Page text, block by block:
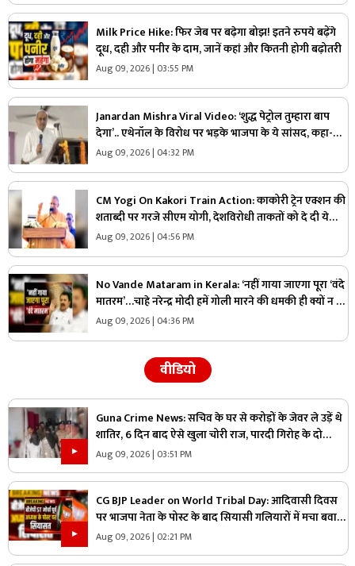
Milk Price Hike: फिर जेब पर बढ़ेगा बोझ! इतने रुपये बढ़ेंगे
दूध, दही और पनीर के दाम, जानें कहां और कितनी होगी बढ़ोतरी
Aug 09, 2026 | 03:55 PM
Janardan Mishra Viral Video: ‘शुद्ध पेट्रोल तुम्हारा बाप
देगा’.. एथेनॉल के विरोध पर भड़के भाजपा के ये सांसद, कहा-
सबसे कम महंगाई भारत में
Aug 09, 2026 | 04:32 PM
CM Yogi On Kakori Train Action: काकोरी ट्रेन एक्शन की
शताब्दी पर गरजे सीएम योगी, देशविरोधी ताकतों को दे दी ये
चेतावनी, युवाओं से की ये अपील
Aug 09, 2026 | 04:56 PM
No Vande Mataram in Kerala: ‘नहीं गाया जाएगा पूरा ‘वंदे
मातरम’…चाहे नरेन्द्र मोदी हमें गोली मारने की धमकी ही क्यों न दें’
स्वतंत्रता दिवस से पहले इस राज्य के स्वास्थ्य मंत्री ने कह दी बड़ी
Aug 09, 2026 | 04:36 PM
वीडियो
Guna Crime News: सचिव के घर से करोड़ों के जेवर ले उड़ें थे
शातिर, 6 दिन बाद ऐसे खुला चोरी राज, पारदी गिरोह के दो
आरोपी गिरफ्तार
Aug 09, 2026 | 03:51 PM
CG BJP Leader on World Tribal Day: आदिवासी दिवस
पर भाजपा नेता के पोस्ट के बाद सियासी गलियारों में मचा बवाल,
जानिए ऐसा क्या कह दिया कि भड़के विपक्षी नेता
Aug 09, 2026 | 02:21 PM